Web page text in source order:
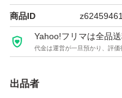
★ご注意★
・ゆうパケットポストで
・宅配用ビニール袋、リ
・緩衝材等使用出来ませ
商品ID
Yahoo!フリマは全品
代金は運営が一旦預かり、評
出品者